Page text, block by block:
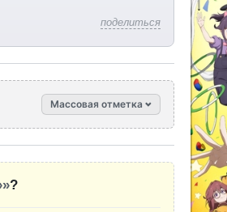
поделиться
Массовая отметка
?